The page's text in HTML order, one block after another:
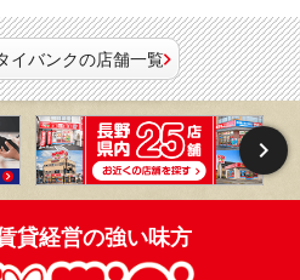
イバンクの店舗一覧
貸経営の強い味方